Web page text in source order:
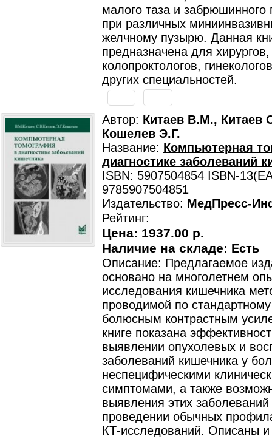
малого таза и забрюшинного
при различных
желчному пузырю. Данная
предназначена для хирургов,
колопроктологов,
других специальностей.
Автор: Китаев В.М., Китаев
Кошелев Э.Г.
Название: Компьютерная
диагностике заболеваний
ISBN: 5907504854 ISBN-
9785907504851
Издательство: МедПресс-
Рейтинг:
Цена: 1937.00 р.
Наличие на складе: Есть
Описание: Предлагаемое
основано на многолетнем
исследования кишечника
проводимой по
болюсным контрастным
книге показана
выявлении опухолевых и
заболеваний кишечника у
неспецифическими
симптомами, а также
выявления этих заболеваний
проведении обычных
КТ-исследований. Описаны и